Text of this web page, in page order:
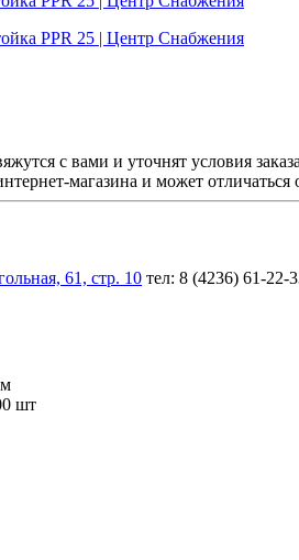
с вами и уточнят условия заказа
магазина и может
61, стр. 10 тел: 8 (4236) 61-22-
шт